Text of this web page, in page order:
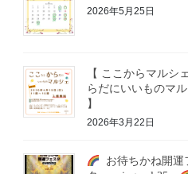
2026年5月25日
【 ここからマルシ
らだにいいものマ
】
2026年3月22日
お待ちかね開運